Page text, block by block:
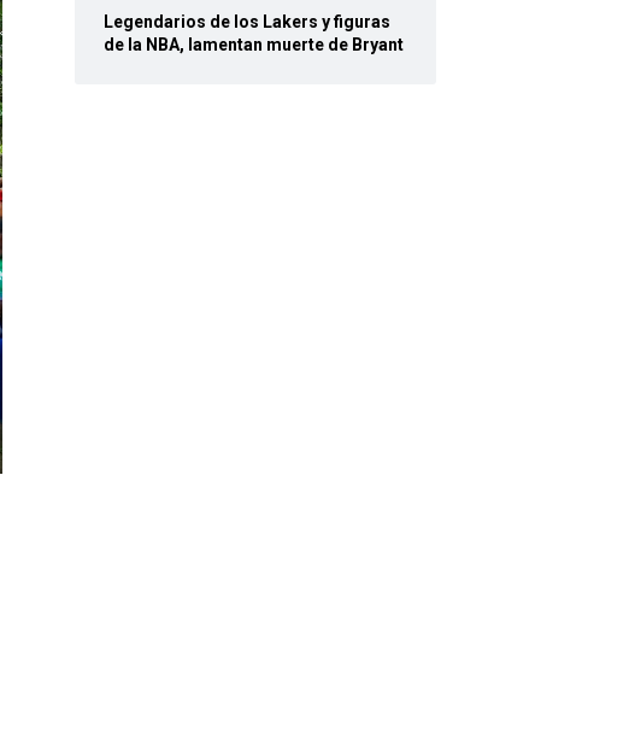
Legendarios de los Lakers y figuras
de la NBA, lamentan muerte de Bryant